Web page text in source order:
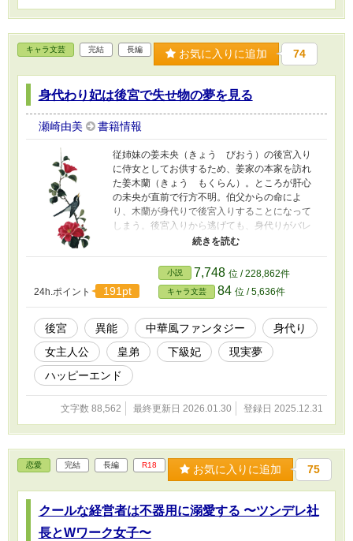
キャラ文芸 完結 長編 お気に入りに追加 74
身代わり妃は後宮で失せ物の夢を見る
瀬崎由美 書籍情報
従姉妹の姜未央（きょう びおう）の後宮入り
に侍女としてお供するため、姜家の本家を訪れ
た姜木蘭（きょう もくらん）。ところが肝心
の未央が直前で行方不明。伯父からの命によ
り、木蘭が身代りで後宮入りすることになって
しまう。後宮入りから逃げても、身代りがバレ
ても一族死罪は確実な状況。妃のふりをしなが
ら皇帝の夜伽をかわしつつ、本物の妃である未
央が見つかるのを待ち続けるしかない。木蘭に
は不思議な力があり、誰かが必死で探している
『失せ物』が夢の中に現れることがある。その
力で後宮内の問題を解決していると、噂を聞き
つけた皇弟の劉孝公（りゅう こうこう）が殿
舎を訪ねてくる。彼は木蘭の力を試す為に、あ
る物を探して欲しいと依頼を持ち掛ける。失せ
物の夢が導く、偽りの妃の後宮物語。
24h.ポイント 191pt
小説 7,748 位 / 228,862件
キャラ文芸 84 位 / 5,636件
後宮 異能 中華風ファンタジー
身代り
女主人公
皇弟 下級妃
現実夢
ハッピーエンド
文字数 88,562 最終更新日 2026.01.30 登録日 2025.12.31
恋愛 完結 長編 R18 お気に入りに追加 75
クールな経営者は不器用に溺愛する 〜ツンデレ社
長とWワーク女子〜